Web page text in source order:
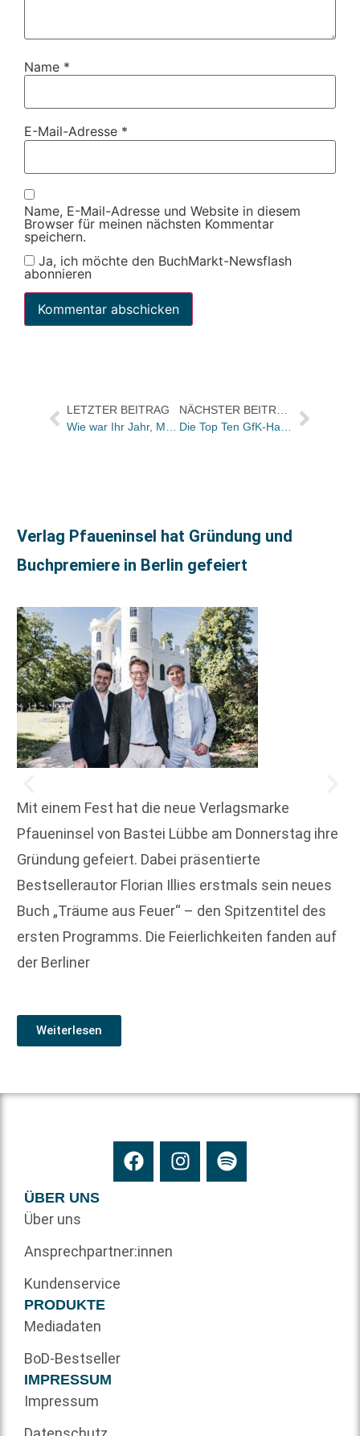
Name *
E-Mail-Adresse *
Name, E-Mail-Adresse und Website in diesem
Browser für meinen nächsten Kommentar
speichern.
Ja, ich möchte den BuchMarkt-Newsflash
abonnieren
LETZTER BEITRAG
Wie war Ihr Jahr, Margit Ketterle?
NÄCHSTER BEITRAG
Die Top Ten GfK-Hardcover-Charts Sachbuch der KW 50
Verlag Pfaueninsel hat Gründung und
Buchpremiere in Berlin gefeiert
Mit einem Fest hat die neue Verlagsmarke
Pfaueninsel von Bastei Lübbe am Donnerstag ihre
Gründung gefeiert. Dabei präsentierte
Bestsellerautor Florian Illies erstmals sein neues
Buch „Träume aus Feuer“ – den Spitzentitel des
ersten Programms. Die Feierlichkeiten fanden auf
der Berliner
Weiterlesen
ÜBER UNS
Über uns
Ansprechpartner:innen
Kundenservice
PRODUKTE
Mediadaten
BoD-Bestseller
IMPRESSUM
Impressum